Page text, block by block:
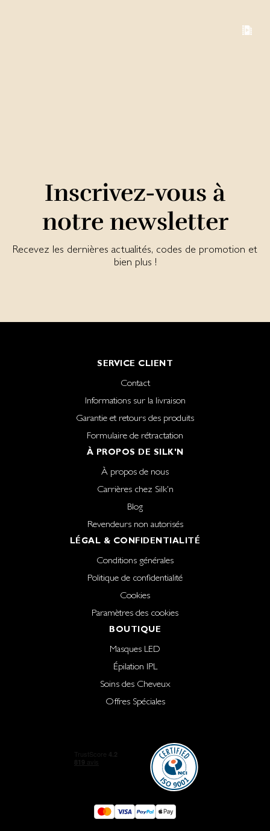
Inscrivez-vous à
notre newsletter
Recevez les dernières actualités, codes de promotion et
bien plus !
SERVICE CLIENT
Contact
Informations sur la livraison
Garantie et retours des produits
Formulaire de rétractation
À PROPOS DE SILK'N
À propos de nous
Carrières chez Silk'n
Blog
Revendeurs non autorisés
LÉGAL & CONFIDENTIALITÉ
Conditions générales
Politique de confidentialité
Cookies
Paramètres des cookies
BOUTIQUE
Masques LED
Épilation IPL
Soins des Cheveux
Offres Spéciales